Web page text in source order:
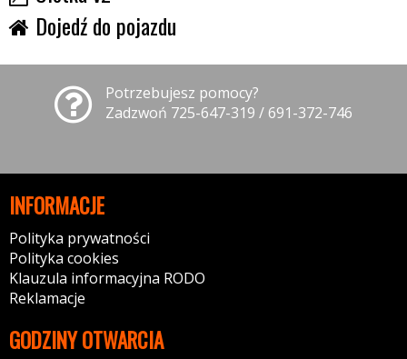
Dojedź do pojazdu
Potrzebujesz pomocy?
Zadzwoń 725-647-319 / 691-372-746
INFORMACJE
Polityka prywatności
Polityka cookies
Klauzula informacyjna RODO
Reklamacje
GODZINY OTWARCIA